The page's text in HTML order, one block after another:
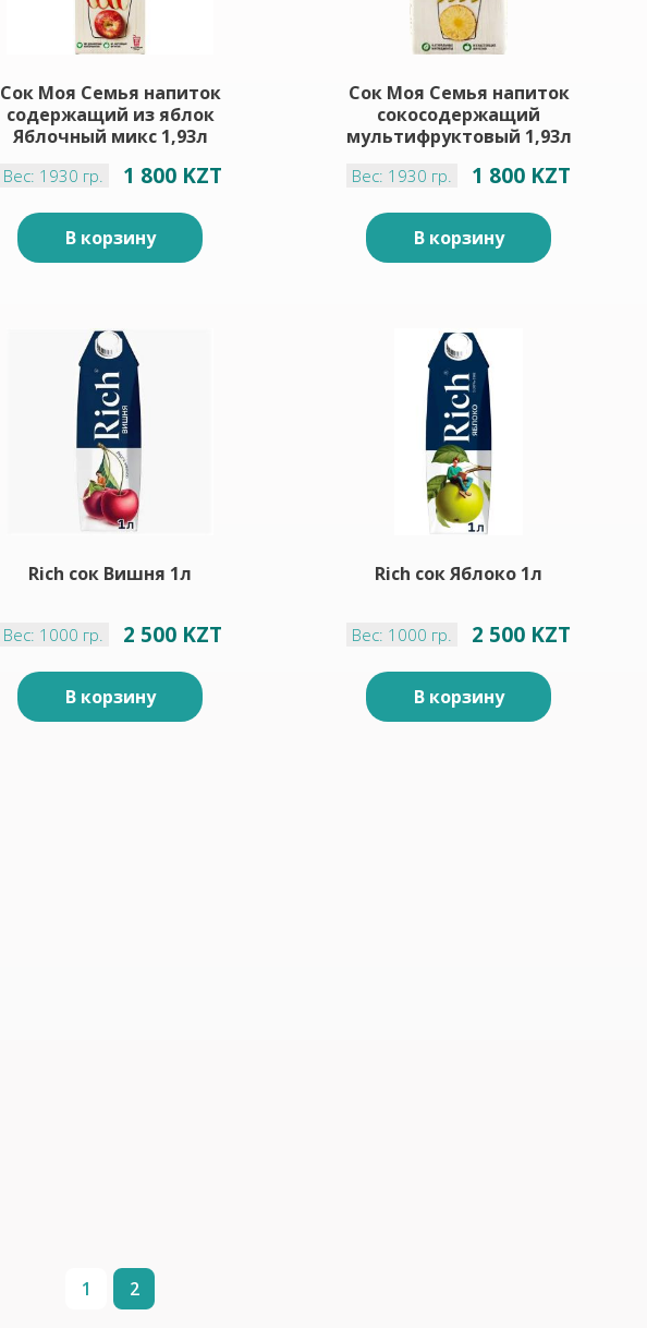
Сок Моя Семья напиток
содержащий из яблок
Яблочный микс 1,93л
Вес: 1930 гр. 1 800 KZT
В корзину
Сок Моя Семья напиток
сокосодержащий
мультифруктовый 1,93л
Вес: 1930 гр. 1 800 KZT
В корзину
Rich сок Вишня 1л
Вес: 1000 гр. 2 500 KZT
В корзину
Rich сок Яблоко 1л
Вес: 1000 гр. 2 500 KZT
В корзину
1 2